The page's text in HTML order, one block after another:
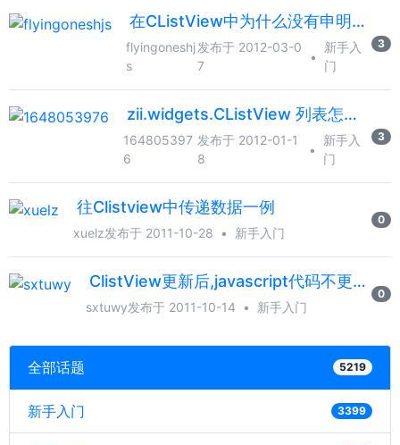
在CListView中为什么没有申明$data,就直接用$data-&gt;id了呢
flyingoneshj
s
发布于 2012-03-0
7
•
新手入
门
3
zii.widgets.CListView 列表怎样让 对应 li样式不一样
164805397
6
发布于 2012-01-1
8
•
新手入
门
3
往Clistview中传递数据一例
xuelz发布于 2011-10-28 • 新手入门
0
ClistView更新后,javascript代码不更新,有什么办法?
sxtuwy发布于 2011-10-14 • 新手入门
0
全部话题 5219
新手入门 3399